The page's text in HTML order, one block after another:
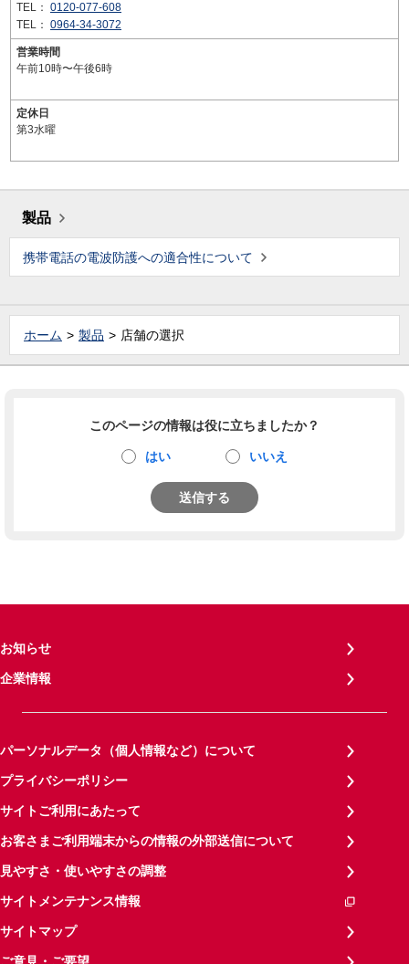
TEL： 0120-077-608
TEL： 0964-34-3072
営業時間
午前10時〜午後6時
定休日
第3水曜
製品
携帯電話の電波防護への適合性について
ホーム 製品 店舗の選択
このページの情報は役に立ちましたか？
はい いいえ
送信する
お知らせ
企業情報
パーソナルデータ（個人情報など）について
プライバシーポリシー
サイトご利用にあたって
お客さまご利用端末からの情報の外部送信について
見やすさ・使いやすさの調整
サイトメンテナンス情報
サイトマップ